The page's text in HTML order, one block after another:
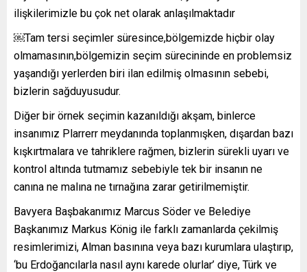
ilişkilerimizle bu çok net olarak anlaşılmaktadır
￼Tam tersi seçimler süresince,bölgemizde hiçbir olay
olmamasının,bölgemizin seçim sürecininde en problemsiz
yaşandığı yerlerden biri ilan edilmiş olmasının sebebi,
bizlerin sağduyusudur.
Diğer bir örnek seçimin kazanıldığı akşam, binlerce
insanımız Plarrerr meydanında toplanmışken, dışardan bazı
kışkırtmalara ve tahriklere rağmen, bizlerin sürekli uyarı ve
kontrol altında tutmamız sebebiyle tek bir insanın ne
canına ne malına ne tırnağına zarar getirilmemiştir.
Bavyera Başbakanımız Marcus Söder ve Belediye
Başkanımız Markus König ile farklı zamanlarda çekilmiş
resimlerimizi, Alman basınına veya bazı kurumlara ulaştırıp,
‘bu Erdoğancılarla nasıl aynı karede olurlar’ diye, Türk ve